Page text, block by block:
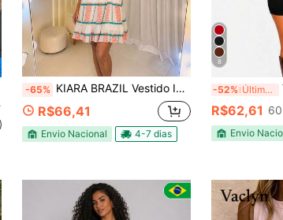
-65% KIARA BRAZIL Vestido Indiano Curto Estio Boho Chic com Babados Estampa Geométrica Colorida Alça Fina Perfeito Para o Verão-4405
R$66,41
Envio Nacional 4-7 dias
8
-52% Últimos 3 dias
R$62,61
Envio